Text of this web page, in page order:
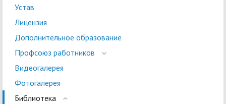
Устав
Лицензия
Дополнительное образование
Профсоюз работников
Видеогалерея
Фотогалерея
Библиотека